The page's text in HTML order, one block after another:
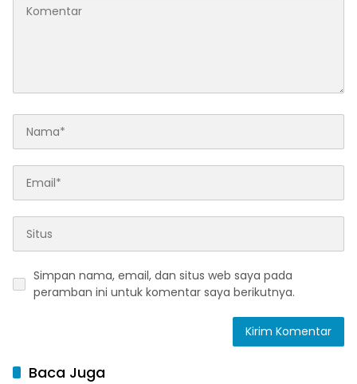
Simpan nama, email, dan situs web saya pada
peramban ini untuk komentar saya berikutnya.
Baca Juga